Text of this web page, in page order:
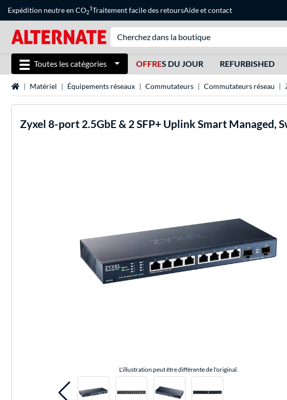
Expédition neutre en CO2
1Traitement facile des retoursAideetcontact
Toutes les catégories OFFRES DU JOUR REFURBISHED
Page d'accueil
Matériel Équipements réseaux Commutateurs Commutateurs réseau
Zyxel 8-port 2.5GbE & 2 SFP+ Uplink Smart Managed,
L'illustration peut être différente de l'original.